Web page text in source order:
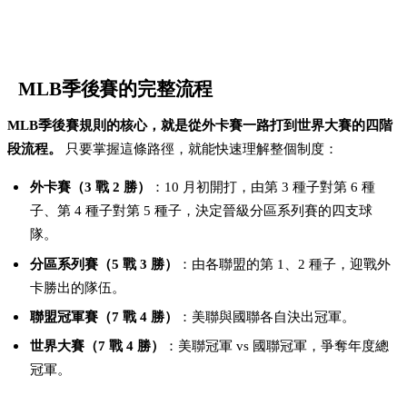
MLB季後賽的完整流程
MLB季後賽規則的核心，就是從外卡賽一路打到世界大賽的四階
段流程。
只要掌握這條路徑，就能快速理解整個制度：
外卡賽（3 戰 2 勝）
：10 月初開打，由第 3 種子對第 6 種
子、第 4 種子對第 5 種子，決定晉級分區系列賽的四支球
隊。
分區系列賽（5 戰 3 勝）
：由各聯盟的第 1、2 種子，迎戰外
卡勝出的隊伍。
聯盟冠軍賽（7 戰 4 勝）
：美聯與國聯各自決出冠軍。
世界大賽（7 戰 4 勝）
：美聯冠軍 vs 國聯冠軍，爭奪年度總
冠軍。